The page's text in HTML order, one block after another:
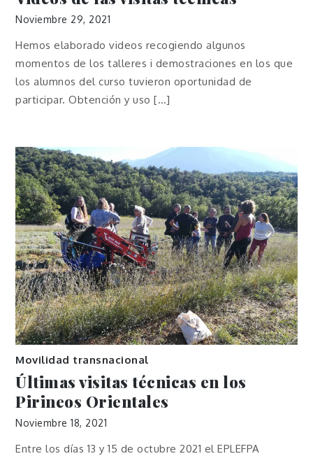
Noviembre 29, 2021
Hemos elaborado videos recogiendo algunos
momentos de los talleres i demostraciones en los que
los alumnos del curso tuvieron oportunidad de
participar. Obtención y uso […]
Movilidad transnacional
Últimas visitas técnicas en los
Pirineos Orientales
Noviembre 18, 2021
Entre los días 13 y 15 de octubre 2021 el EPLEFPA